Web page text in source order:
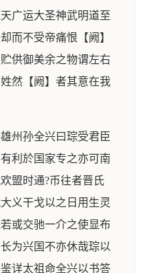
广运大圣神武明道至
而不受帝痛恨【阙】
供御美余之物谓左右
然【阙】者其意在我
州孙全兴曰琮受君臣
利於国家专之亦可南
盟时通?币往者晋氏
义干戈以之日用生灵
或交驰一介之使显布
为兴国不亦休哉琮以
详太祖命全兴以书答